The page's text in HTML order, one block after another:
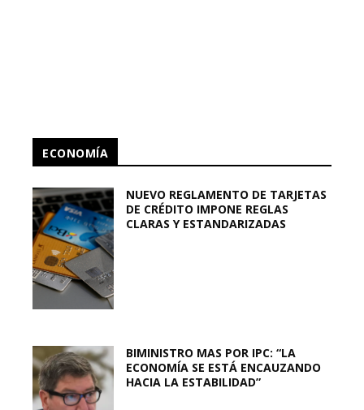
ECONOMÍA
NUEVO REGLAMENTO DE TARJETAS
DE CRÉDITO IMPONE REGLAS
CLARAS Y ESTANDARIZADAS
BIMINISTRO MAS POR IPC: “LA
ECONOMÍA SE ESTÁ ENCAUZANDO
HACIA LA ESTABILIDAD”